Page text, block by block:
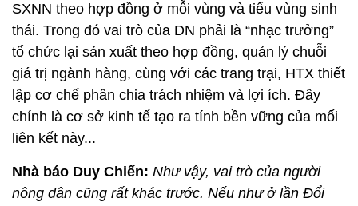
SXNN theo hợp đồng ở mỗi vùng và tiểu vùng sinh
thái. Trong đó vai trò của DN phải là “nhạc trưởng”
tổ chức lại sản xuất theo hợp đồng, quản lý chuỗi
giá trị ngành hàng, cùng với các trang trại, HTX thiết
lập cơ chế phân chia trách nhiệm và lợi ích. Đây
chính là cơ sở kinh tế tạo ra tính bền vững của mối
liên kết này...
Nhà báo Duy Chiến: Như vậy, vai trò của người
nông dân cũng rất khác trước. Nếu như ở lần Đổi